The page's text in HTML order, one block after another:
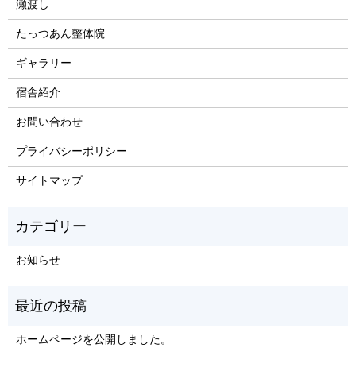
瀬渡し
たっつあん整体院
ギャラリー
宿舎紹介
お問い合わせ
プライバシーポリシー
サイトマップ
お知らせ
ホームページを公開しました。